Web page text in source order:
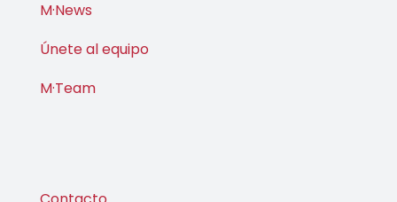
Sobre nosotros
M·News
Únete al equipo